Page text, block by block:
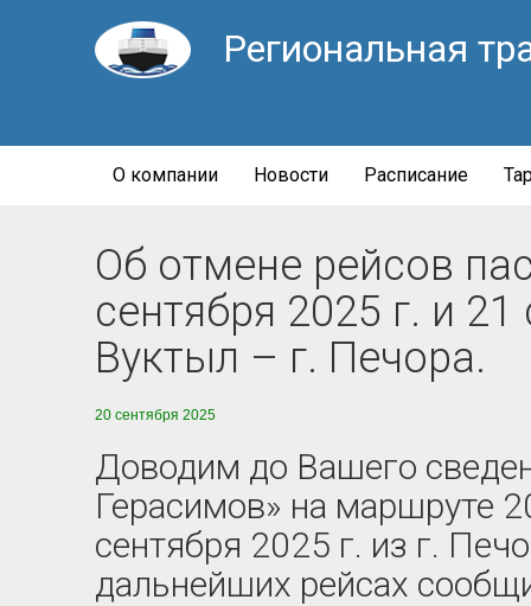
Региональная
О компании Новости Расписание
Об отмене рейсов
сентября 2025 г. и
Вуктыл – г. Печора.
20 сентября 2025
Доводим до Вашего
Герасимов» на маршруте
сентября 2025 г. из г.
дальнейших рейсах